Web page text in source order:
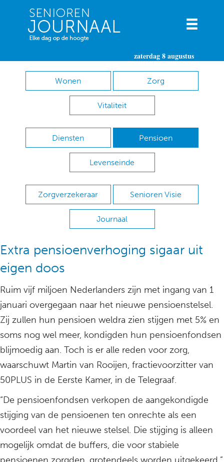
zaterdag 8 augustus
Wonen Zorg
Vitaliteit
Diensten Pensioen
Levenseinde
Zorgverzekeraar Senioren Visie
Journaal
Extra pensioenverhoging sigaar uit
eigen doos
Ruim vijf miljoen Nederlanders zijn met ingang van 1
januari overgegaan naar het nieuwe pensioenstelsel.
Zij zullen hun pensioen weldra zien stijgen met 5% en
soms nog wel meer, kondigden hun pensioenfondsen
blijmoedig aan. Toch is er alle reden voor zorg,
waarschuwt Martin van Rooijen, fractievoorzitter van
50PLUS in de Eerste Kamer, in de Telegraaf.
“De pensioenfondsen verkopen de aangekondigde
stijging van de pensioenen ten onrechte als een
voordeel van het nieuwe stelsel. Die stijging is alleen
mogelijk omdat de buffers, die voor stabiele